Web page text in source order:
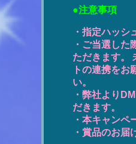
●注意事項
・指定ハッ
・ご当選し
ただきます。
トの連携を
い。
・弊社より
だきます。
・本キャン
・賞品のお届